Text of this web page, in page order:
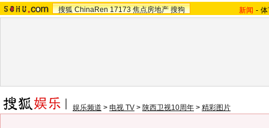
搜狐 ChinaRen 17173 焦点房地产 搜狗 新闻 -
娱乐频道 > 电视 TV > 陕西卫视10周年 > 精彩图片